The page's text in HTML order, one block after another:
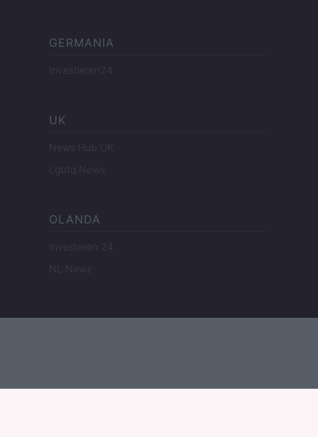
GERMANIA
Investieren24
UK
News Hub UK
Lgbtq News
OLANDA
Investeren 24
NL Newz